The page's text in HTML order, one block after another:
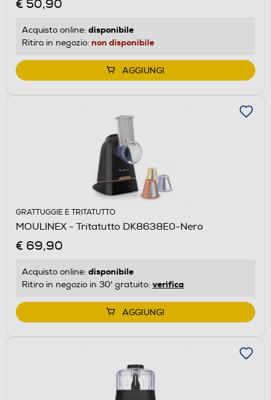
€ 50,90
Acquisto online: disponibile
Ritiro in negozio: non disponibile
AGGIUNGI
GRATTUGGIE E TRITATUTTO
MOULINEX - Tritatutto DK8638E0-Nero
€ 69,90
Acquisto online: disponibile
Ritiro in negozio in 30' gratuito: verifica
AGGIUNGI